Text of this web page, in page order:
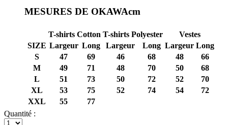
MESURES DE OKAWAcm
T-shirts Cotton T-shirts Polyester
Vestes
SIZE Largeur Long Largeur Long Largeur Long
S
47 69 46 68 48
66
M
49 71 48 70 50
68
L
51 73 50 72 52
70
XL
53 75 52 74 54
72
XXL
55
77
Quantité :